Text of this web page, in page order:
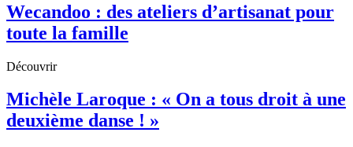
Wecandoo : des ateliers d’artisanat pour
toute la famille
Découvrir
Michèle Laroque : « On a tous droit à une
deuxième danse ! »